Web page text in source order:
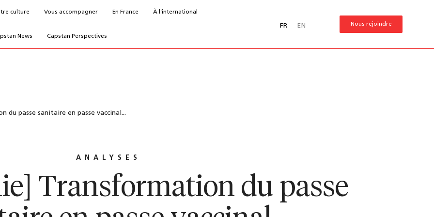
culture Vous accompagner En France À l’international
News Capstan Perspectives
FR EN Nous rejoindre
du passe sanitaire en passe vaccinal...
ANALYSES
Transformation du passe